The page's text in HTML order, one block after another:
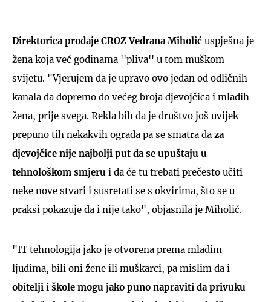
Direktorica prodaje CROZ Vedrana Miholić uspješna je
žena koja već godinama ''pliva'' u tom muškom
svijetu. "Vjerujem da je upravo ovo jedan od odličnih
kanala da dopremo do većeg broja djevojčica i mladih
žena, prije svega. Rekla bih da je društvo još uvijek
prepuno tih nekakvih ograda pa se smatra da za
djevojčice nije najbolji put da se upuštaju u
tehnološkom smjeru i da će tu trebati prečesto učiti
neke nove stvari i susretati se s okvirima, što se u
praksi pokazuje da i nije tako", objasnila je Miholić.
"IT tehnologija jako je otvorena prema mladim
ljudima, bili oni žene ili muškarci, pa mislim da i
obitelji i škole mogu jako puno napraviti da privuku